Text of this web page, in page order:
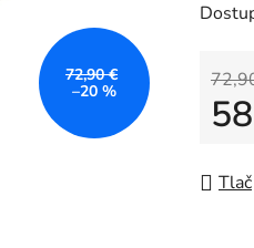
Tlač
72,90 €
–20 %